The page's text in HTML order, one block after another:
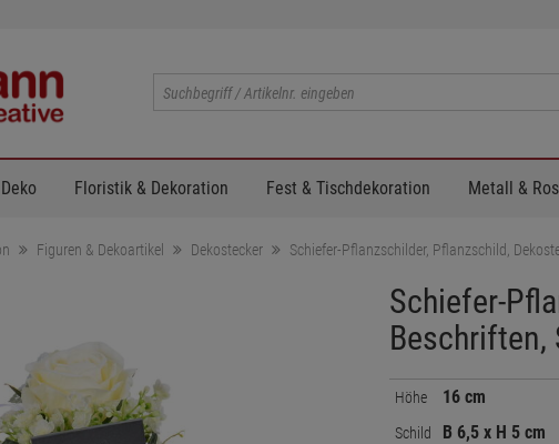
Floristik & Dekoration Fest & Tischdekoration Metall &
Figuren & Dekoartikel Dekostecker Schiefer-Pflanzschilder, Pflanzschild,
Schiefer-
Beschriften,
Höhe 16 cm
Schild B 6,5 x H 5 cm